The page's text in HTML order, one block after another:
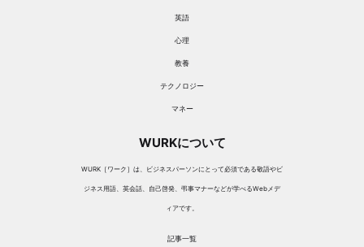
英語
心理
教養
テクノロジー
マネー
WURKについて
WURK［ワーク］は、ビジネスパーソンにとって必須である敬語やビ
ジネス用語、英会話、自己啓発、弔事マナーなどが学べるWebメデ
ィアです。
記事一覧